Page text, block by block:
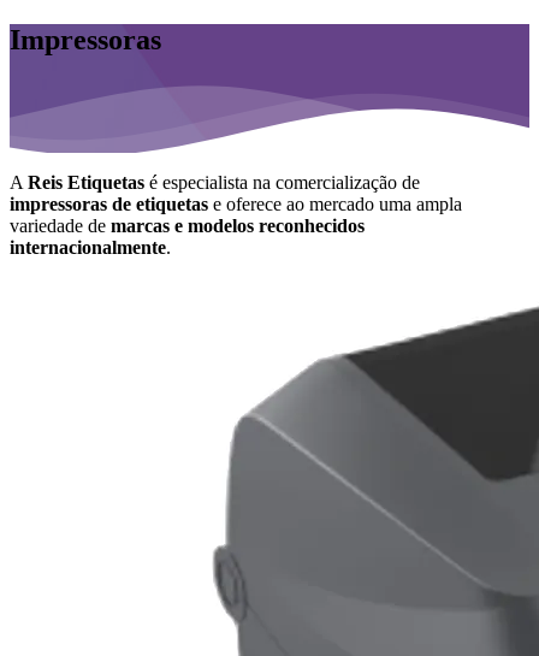
Impressoras
A Reis Etiquetas é especialista na comercialização de
impressoras de etiquetas e oferece ao mercado uma ampla
variedade de marcas e modelos reconhecidos
internacionalmente.